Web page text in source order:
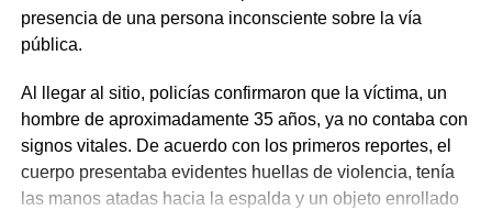
presencia de una persona inconsciente sobre la vía
pública.
Al llegar al sitio, policías confirmaron que la víctima, un
hombre de aproximadamente 35 años, ya no contaba con
signos vitales. De acuerdo con los primeros reportes, el
cuerpo presentaba evidentes huellas de violencia, tenía
las manos atadas hacia la espalda y un objeto enrollado